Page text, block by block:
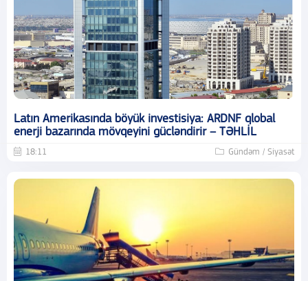
Latın Amerikasında böyük investisiya: ARDNF qlobal
enerji bazarında mövqeyini gücləndirir – TƏHLİL
18:11 Gündəm / Siyasət